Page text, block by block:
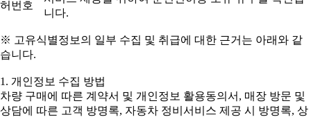
허번호
니다.
※ 고유식별정보의 일부 수집 및 취급에 대한 근거는 아래와 같
습니다.
1. 개인정보 수집 방법
차량 구매에 따른 계약서 및 개인정보 활용동의서, 매장 방문 및
상담에 따른 고객 방명록, 자동차 정비서비스 제공 시 방명록, 상